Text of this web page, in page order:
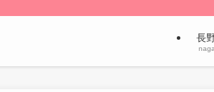
長